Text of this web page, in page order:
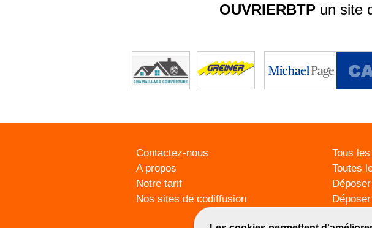
OUVRIERBTP un site
Contactez-nous
A propos
Notre tarif
Nos sites de codiffusion
Tous
Toutes